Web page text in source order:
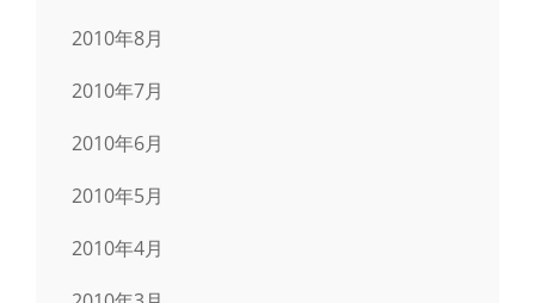
2010年8月
2010年7月
2010年6月
2010年5月
2010年4月